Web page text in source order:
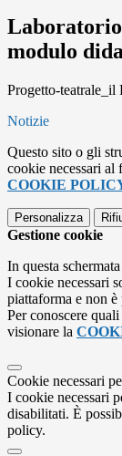
Laboratorio
modulo
Progetto-
Notizie
Questo sito o gli
cookie necessari
COOKIE
Personalizza
Gestione cookie
In questa
I cookie necessari
piattaforma e non
Per conoscere
visionare la
Cookie necessari
I cookie necessari
disabilitati. È
policy.